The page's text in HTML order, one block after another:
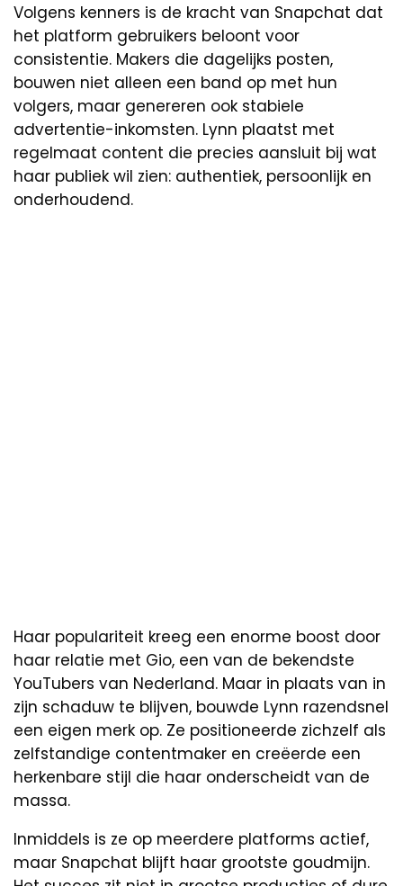
Volgens kenners is de kracht van Snapchat dat
het platform gebruikers beloont voor
consistentie. Makers die dagelijks posten,
bouwen niet alleen een band op met hun
volgers, maar genereren ook stabiele
advertentie-inkomsten. Lynn plaatst met
regelmaat content die precies aansluit bij wat
haar publiek wil zien: authentiek, persoonlijk en
onderhoudend.
Haar populariteit kreeg een enorme boost door
haar relatie met Gio, een van de bekendste
YouTubers van Nederland. Maar in plaats van in
zijn schaduw te blijven, bouwde Lynn razendsnel
een eigen merk op. Ze positioneerde zichzelf als
zelfstandige contentmaker en creëerde een
herkenbare stijl die haar onderscheidt van de
massa.
Inmiddels is ze op meerdere platforms actief,
maar Snapchat blijft haar grootste goudmijn.